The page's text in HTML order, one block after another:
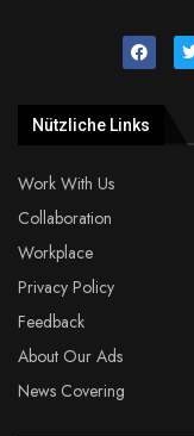
Nützliche Links
Work With Us
Collaboration
Workplace
Privacy Policy
Feedback
About Our Ads
News Covering